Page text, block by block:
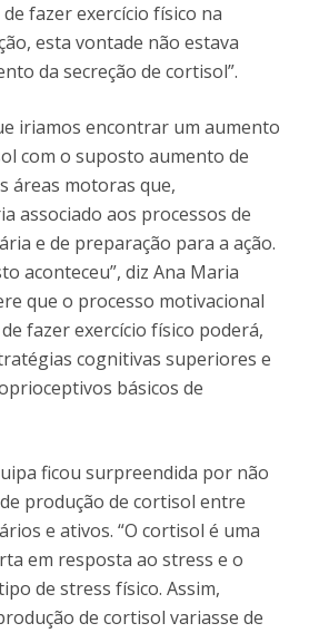
fazer exercício físico na
esta vontade não estava
da secreção de cortisol”.
iriamos encontrar um aumento
com o suposto aumento de
áreas motoras que,
associado aos processos de
e de preparação para a ação.
aconteceu”, diz Ana Maria
que o processo motivacional
fazer exercício físico poderá,
cognitivas superiores e
básicos de
ficou surpreendida por não
produção de cortisol entre
e ativos. “O cortisol é uma
em resposta ao stress e o
de stress físico. Assim,
de cortisol variasse de